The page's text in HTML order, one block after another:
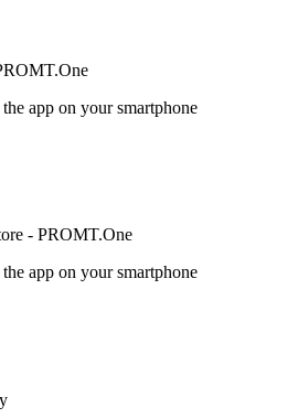
app on your smartphone
app on your smartphone